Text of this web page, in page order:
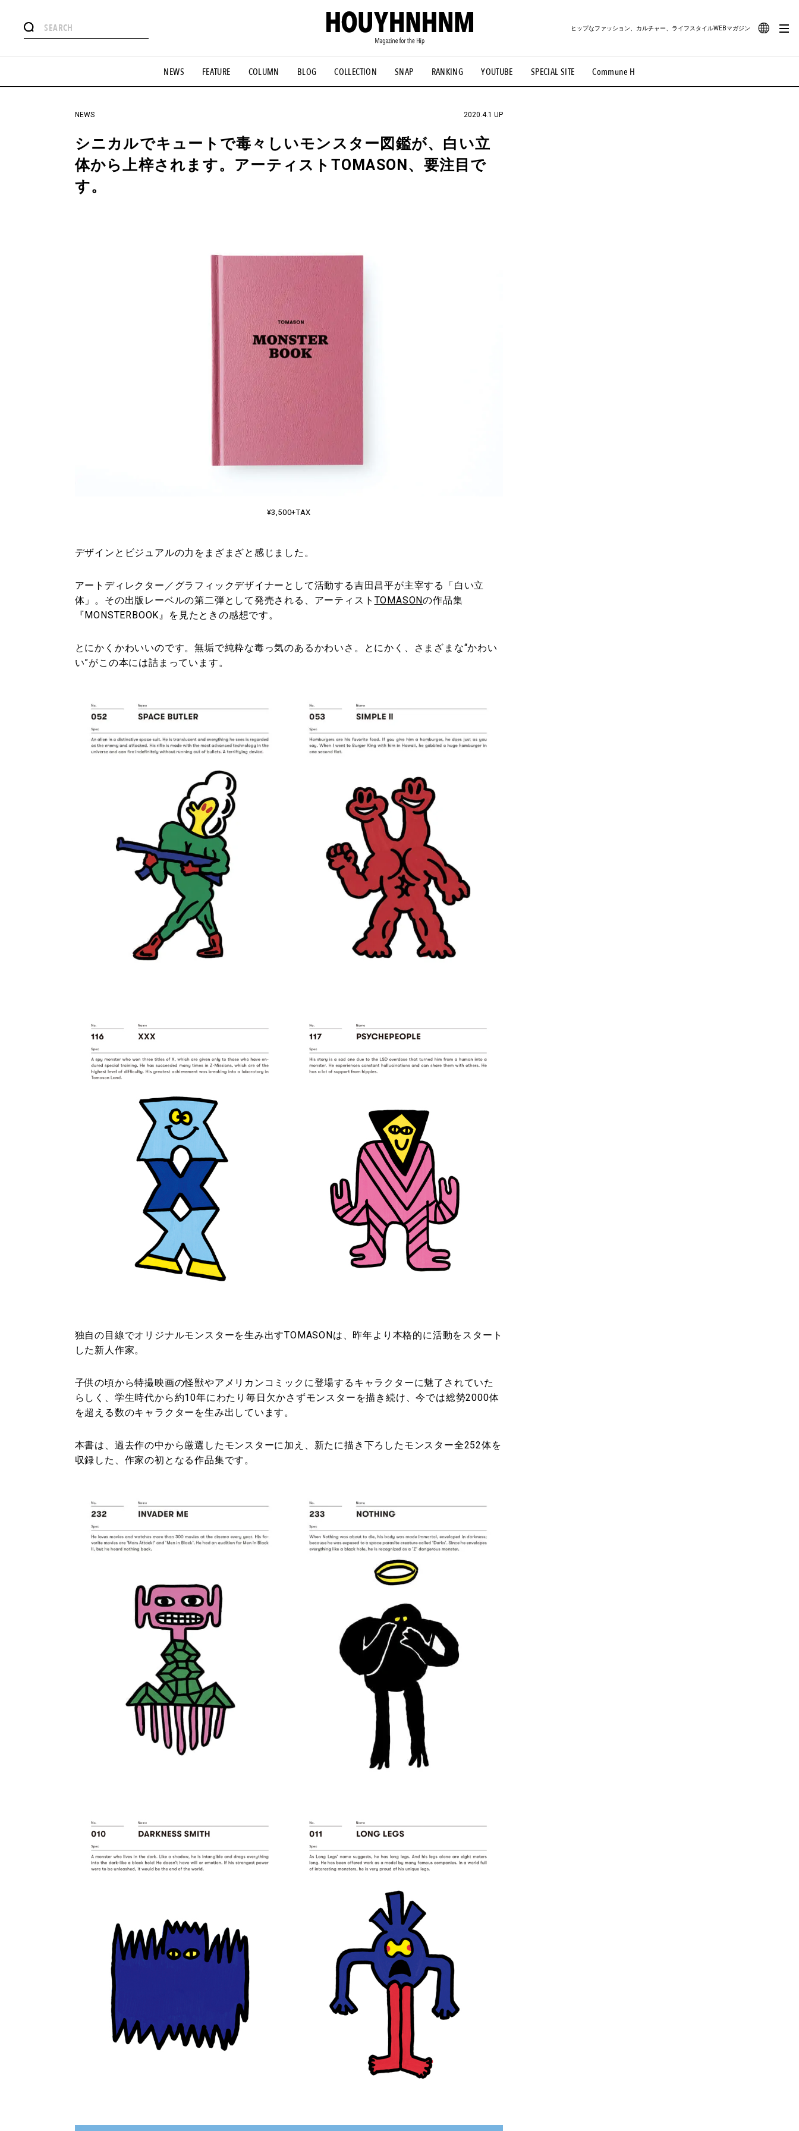
NEWS FEATURE COLUMN BLOG COLLECTION SNAP RANKING YOUTUBE SPECIAL SITE Commune H
ヒップなファッション、カルチャー、ライフスタイルWEBマガジン
#憧れの逸品 #ESSENTIAL DESIGNS #古着サミット #NEW VINTAGE #マイナーグッド図鑑 #路地裏てぃーん。 #MONTHLY JOURNAL
#GH 銘品の所以 #フイナムのYouTube #Commune H #FOCUS IT #AH.H #ととけん #FASHION #MUSIC #MOVIE #LIFESTYLE #SNEAKER #OUTDOOR
#HANDSOME HANDBOOK
NEWS 2020.4.1 UP
シニカルでキュートで毒々しいモンスター図鑑が、白い立
体から上梓されます。アーティストTOMASON、要注目で
す。
¥3,500+TAX
デザインとビジュアルの力をまざまざと感じました。
アートディレクター／グラフィックデザイナーとして活動する吉田昌平が主宰する「白い立
体」。その出版レーベルの第二弾として発売される、アーティスト TOMASONの作品集
『MONSTERBOOK』を見たときの感想です。
とにかくかわいいのです。無垢で純粋な毒っ気のあるかわいさ。とにかく、さまざまな“かわい
い”がこの本には詰まっています。
独自の目線でオリジナルモンスターを生み出すTOMASONは、昨年より本格的に活動をスタート
した新人作家。
子供の頃から特撮映画の怪獣やアメリカンコミックに登場するキャラクターに魅了されていた
らしく、学生時代から約10年にわたり毎日欠かさずモンスターを描き続け、今では総勢2000体
を超える数のキャラクターを生み出しています。
本書は、過去作の中から厳選したモンスターに加え、新たに描き下ろしたモンスター全252体を
収録した、作家の初となる作品集です。